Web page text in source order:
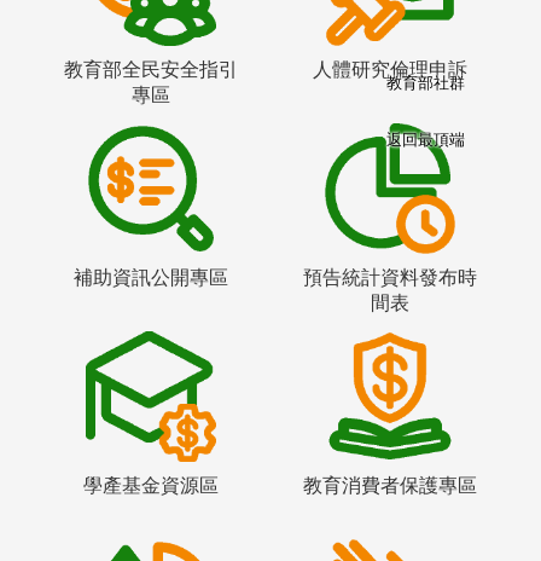
教育部全民安全指引
專區
人體研究倫理申訴
補助資訊公開專區
預告統計資料發布時
間表
學產基金資源區 教育消費者保護專區
教育部社群
返回最頂端